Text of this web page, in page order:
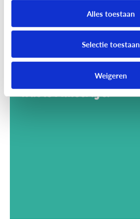
Alles toestaan
Selectie toestaan
Weigeren
Wat is Minecraft?